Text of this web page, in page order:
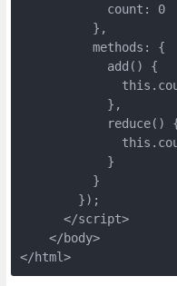
            count: 0
          },
          methods: {
            add() {
            },
reduce()
            }
          }
        });
      </script>
    </body>
</html>